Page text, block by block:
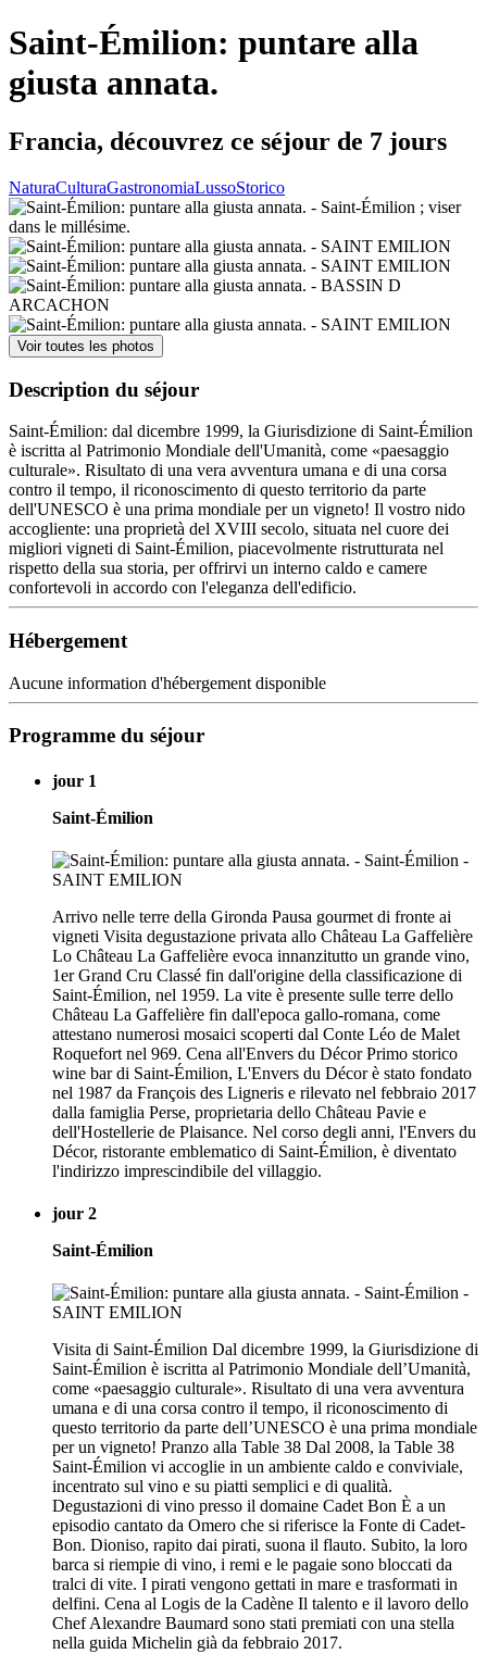
Saint-Émilion: puntare alla
giusta annata.
Francia, découvrez ce séjour de 7 jours
NaturaCulturaGastronomiaLussoStorico
Voir toutes les photos
Description du séjour
Saint-Émilion: dal dicembre 1999, la Giurisdizione di Saint-Émilion
è iscritta al Patrimonio Mondiale dell'Umanità, come «paesaggio
culturale». Risultato di una vera avventura umana e di una corsa
contro il tempo, il riconoscimento di questo territorio da parte
dell'UNESCO è una prima mondiale per un vigneto! Il vostro nido
accogliente: una proprietà del XVIII secolo, situata nel cuore dei
migliori vigneti di Saint-Émilion, piacevolmente ristrutturata nel
rispetto della sua storia, per offrirvi un interno caldo e camere
confortevoli in accordo con l'eleganza dell'edificio.
Hébergement
Aucune information d'hébergement disponible
Programme du séjour
jour 1
Saint-Émilion
Arrivo nelle terre della Gironda Pausa gourmet di fronte ai
vigneti Visita degustazione privata allo Château La Gaffelière
Lo Château La Gaffelière evoca innanzitutto un grande vino,
1er Grand Cru Classé fin dall'origine della classificazione di
Saint-Émilion, nel 1959. La vite è presente sulle terre dello
Château La Gaffelière fin dall'epoca gallo-romana, come
attestano numerosi mosaici scoperti dal Conte Léo de Malet
Roquefort nel 969. Cena all'Envers du Décor Primo storico
wine bar di Saint-Émilion, L'Envers du Décor è stato fondato
nel 1987 da François des Ligneris e rilevato nel febbraio 2017
dalla famiglia Perse, proprietaria dello Château Pavie e
dell'Hostellerie de Plaisance. Nel corso degli anni, l'Envers du
Décor, ristorante emblematico di Saint-Émilion, è diventato
l'indirizzo imprescindibile del villaggio.
jour 2
Saint-Émilion
Visita di Saint-Émilion Dal dicembre 1999, la Giurisdizione di
Saint-Émilion è iscritta al Patrimonio Mondiale dell’Umanità,
come «paesaggio culturale». Risultato di una vera avventura
umana e di una corsa contro il tempo, il riconoscimento di
questo territorio da parte dell’UNESCO è una prima mondiale
per un vigneto! Pranzo alla Table 38 Dal 2008, la Table 38
Saint-Émilion vi accoglie in un ambiente caldo e conviviale,
incentrato sul vino e su piatti semplici e di qualità.
Degustazioni di vino presso il domaine Cadet Bon È a un
episodio cantato da Omero che si riferisce la Fonte di Cadet-
Bon. Dioniso, rapito dai pirati, suona il flauto. Subito, la loro
barca si riempie di vino, i remi e le pagaie sono bloccati da
tralci di vite. I pirati vengono gettati in mare e trasformati in
delfini. Cena al Logis de la Cadène Il talento e il lavoro dello
Chef Alexandre Baumard sono stati premiati con una stella
nella guida Michelin già da febbraio 2017.